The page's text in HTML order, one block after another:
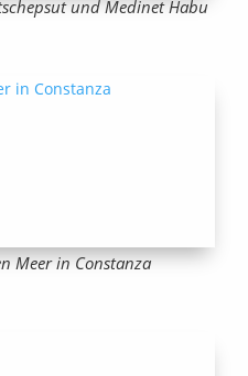
und Medinet Habu
Meer in Constanza